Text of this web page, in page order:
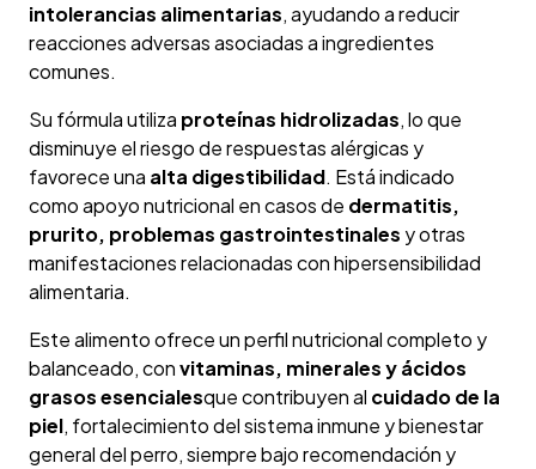
intolerancias alimentarias, ayudando a reducir
reacciones adversas asociadas a ingredientes
comunes.
Su fórmula utiliza proteínas hidrolizadas, lo que
disminuye el riesgo de respuestas alérgicas y
favorece una alta digestibilidad. Está indicado
como apoyo nutricional en casos de dermatitis,
prurito, problemas gastrointestinales y otras
manifestaciones relacionadas con hipersensibilidad
alimentaria.
Este alimento ofrece un perfil nutricional completo y
balanceado, convitaminas, minerales y ácidos
grasos esencialesque contribuyen al cuidado de la
piel, fortalecimiento del sistema inmune y bienestar
general del perro, siempre bajo recomendación y